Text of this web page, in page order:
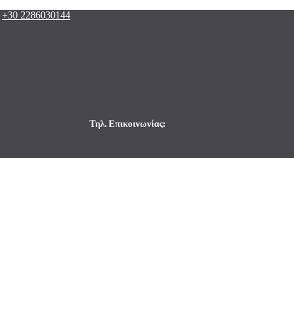
+30 2286030144
Τηλ. Επικοινωνίας: